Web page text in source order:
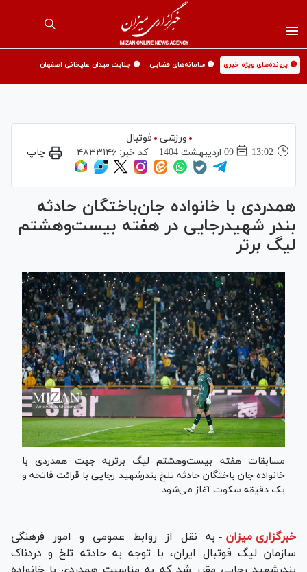
🟡 پرونده‌های ویژه خبری 🟡 سامانه‌های قضایی 🟡 جنایت میدان علیخانی اصفهان
ورزشی
فوتبال
13:02
09 ارديبهشت 1404 کد خبر: ۴۸۳۳۱۴۶ چاپ
همدردی با خانواده جان‌باختگان حادثه
بندر شهیدرجایی در هفته بیست‌و‌هشتم
لیگ برتر
مسابقات هفته بیست‌وهشتم لیگ برتربه جهت همدردی با
خانواده جان باختگان حادثه تلخ بندرشهید رجایی با قرائت فاتحه و
یک دقیقه سکوت آغاز می‌شود.
خبرگزاری میزان - به نقل از روابط عمومی و امور فرهنگی
سازمان لیگ فوتبال ایران، با توجه به حادثه تلخ و دردناک